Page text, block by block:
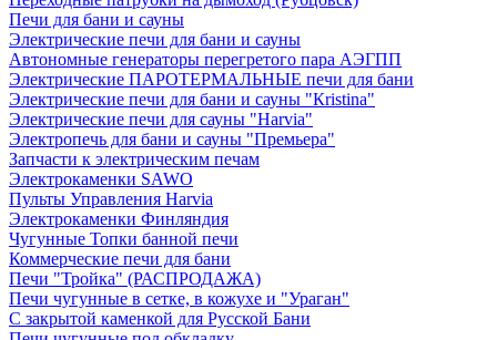
Печи для бани и сауны
Электрические печи для бани и сауны
Автономные генераторы перегретого пара АЭГПП
Электрические ПАРОТЕРМАЛЬНЫЕ печи для бани
Электрические печи для бани и сауны "Кristina"
Электрические печи для сауны "Harvia"
Электропечь для бани и сауны "Премьера"
Запчасти к электрическим печам
Электрокаменки SAWO
Пульты Управления Harvia
Электрокаменки Финляндия
Чугунные Топки банной печи
Коммерческие печи для бани
Печи "Тройка" (РАСПРОДАЖА)
Печи чугунные в сетке, в кожухе и "Ураган"
С закрытой каменкой для Русской Бани